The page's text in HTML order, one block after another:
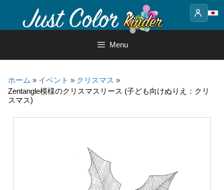
content
Menu
ホーム » イベント » クリスマス »
Zentangle模様のクリスマスリース (子ども向けぬりえ：クリ
スマス)